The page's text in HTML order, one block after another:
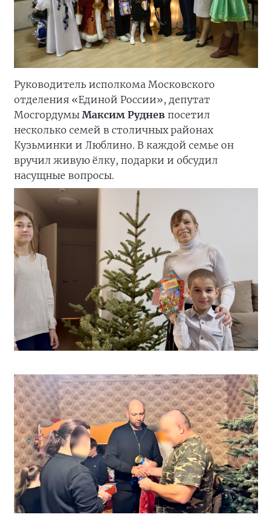
Руководитель исполкома Московского
отделения «Единой России», депутат
Мосгордумы Максим Руднев посетил
несколько семей в столичных районах
Кузьминки и Люблино. В каждой семье он
вручил живую ёлку, подарки и обсудил
насущные вопросы.